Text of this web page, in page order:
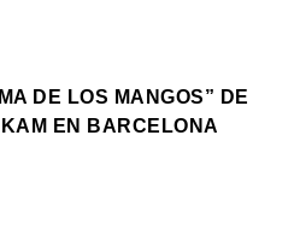
DE LOS MANGOS” DE
EN BARCELONA